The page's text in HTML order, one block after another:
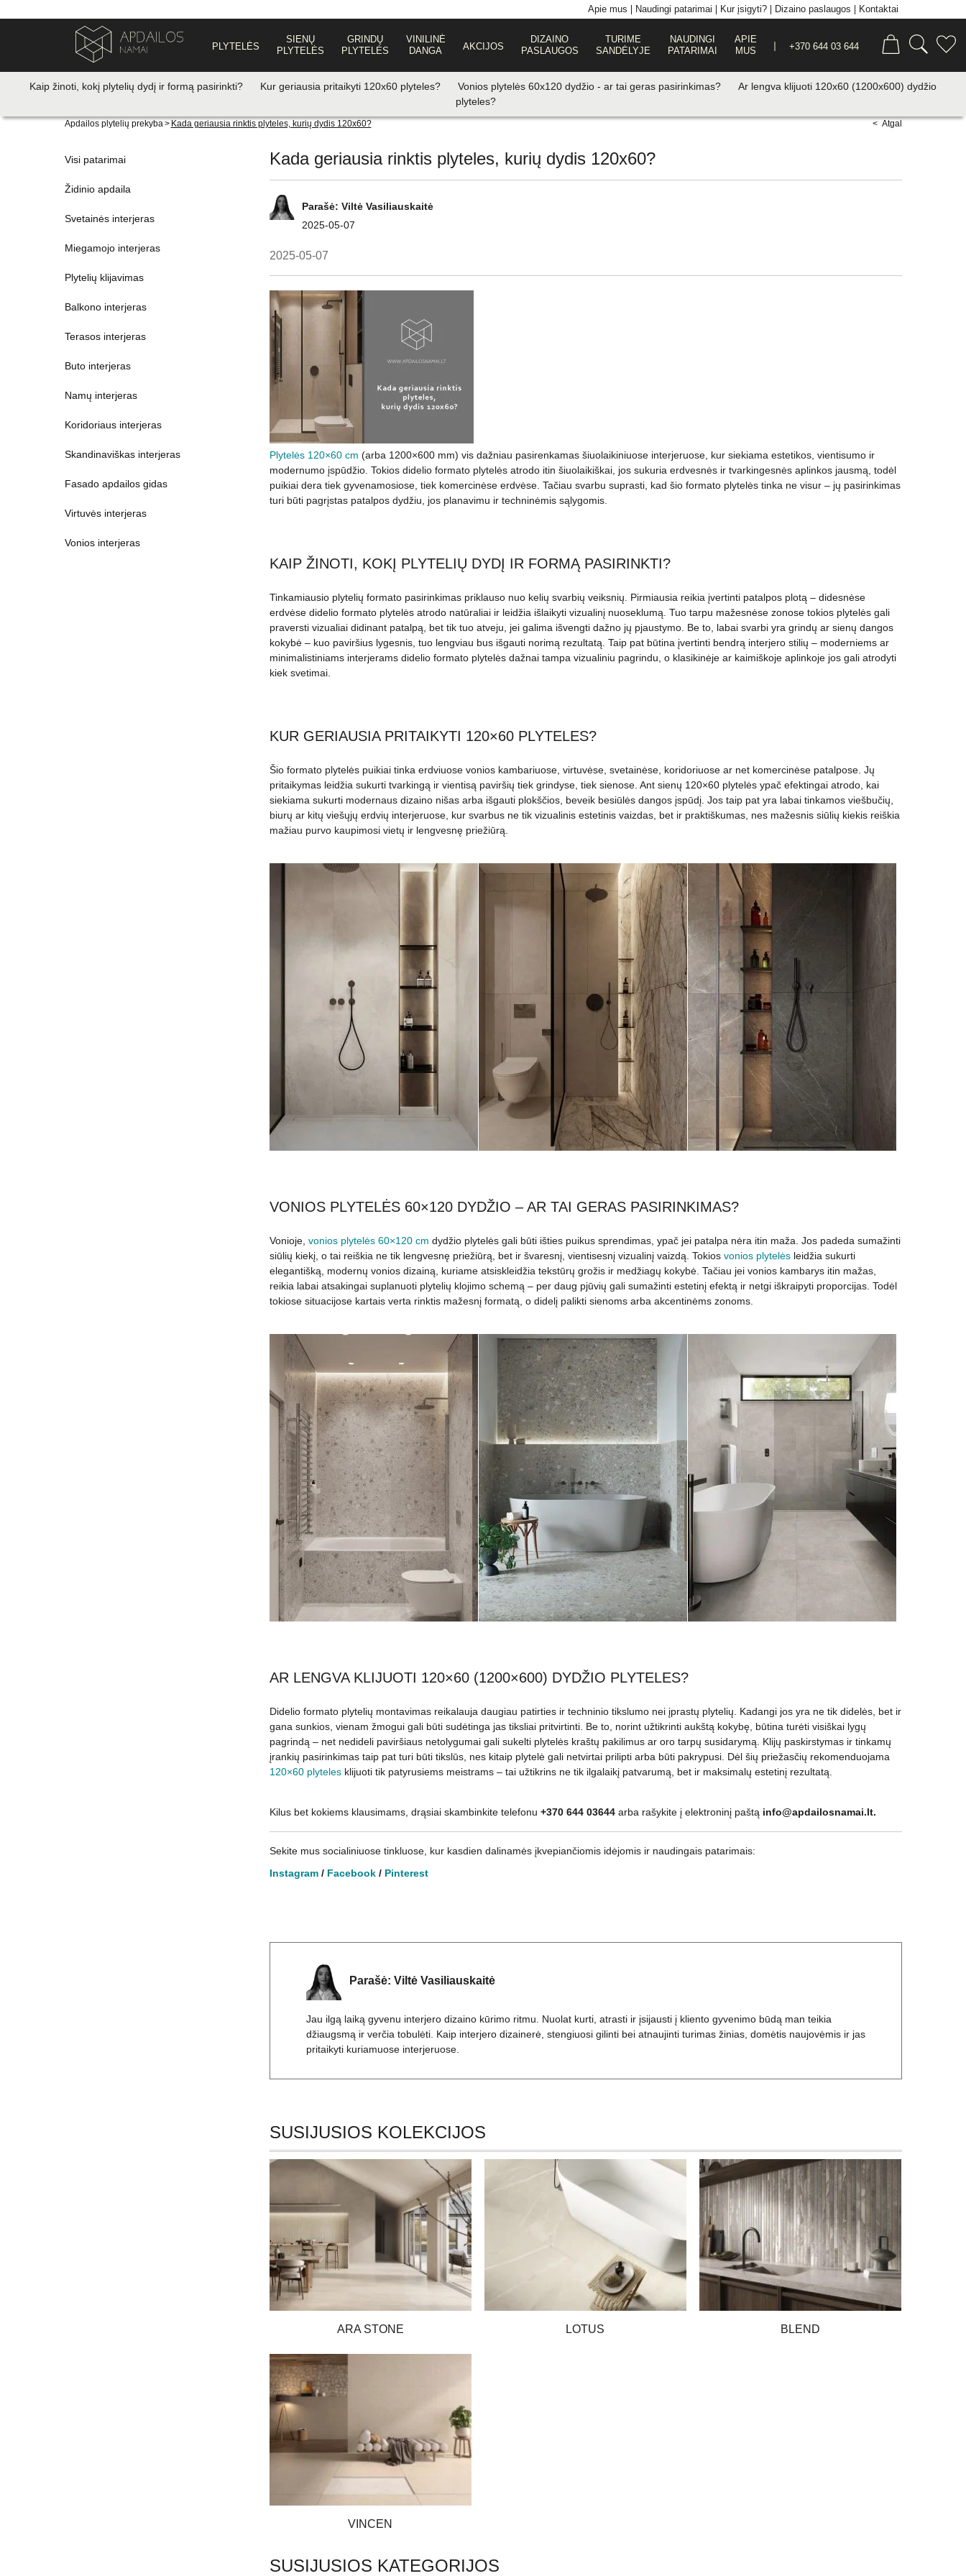
Apie mus Naudingi patarimai Kur įsigyti? Dizaino paslaugos Kontaktai
PLYTELĖS
SIENŲ
PLYTELĖS
GRINDŲ
PLYTELĖS
VINILINĖ
DANGA
AKCIJOS
DIZAINO
PASLAUGOS
TURIME
SANDĖLYJE
NAUDINGI
PATARIMAI
APIE
MUS
+370 644 03 644
Apdailos plytelių prekyba > Kada geriausia rinktis plyteles, kurių dydis 120x60? < Atgal
Kaip žinoti, kokį plytelių dydį ir formą pasirinkti? Kur geriausia pritaikyti 120x60 plyteles? Vonios plytelės 60x120 dydžio - ar tai geras pasirinkimas?
Ar lengva klijuoti 120x60 (1200x600) dydžio
plyteles?
Visi patarimai
Židinio apdaila
Svetainės interjeras
Miegamojo interjeras
Plytelių klijavimas
Balkono interjeras
Terasos interjeras
Buto interjeras
Namų interjeras
Koridoriaus interjeras
Skandinaviškas interjeras
Fasado apdailos gidas
Virtuvės interjeras
Vonios interjeras
Kada geriausia rinktis plyteles, kurių dydis 120x60?
Parašė: Viltė Vasiliauskaitė
2025-05-07
2025-05-07
Plytelės 120×60 cm (arba 1200×600 mm) vis dažniau pasirenkamas šiuolaikiniuose interjeruose, kur siekiama estetikos, vientisumo ir
modernumo įspūdžio. Tokios didelio formato plytelės atrodo itin šiuolaikiškai, jos sukuria erdvesnės ir tvarkingesnės aplinkos jausmą, todėl
puikiai dera tiek gyvenamosiose, tiek komercinėse erdvėse. Tačiau svarbu suprasti, kad šio formato plytelės tinka ne visur – jų pasirinkimas
turi būti pagrįstas patalpos dydžiu, jos planavimu ir techninėmis sąlygomis.
KAIP ŽINOTI, KOKĮ PLYTELIŲ DYDĮ IR FORMĄ PASIRINKTI?
Tinkamiausio plytelių formato pasirinkimas priklauso nuo kelių svarbių veiksnių. Pirmiausia reikia įvertinti patalpos plotą – didesnėse
erdvėse didelio formato plytelės atrodo natūraliai ir leidžia išlaikyti vizualinį nuoseklumą. Tuo tarpu mažesnėse zonose tokios plytelės gali
praversti vizualiai didinant patalpą, bet tik tuo atveju, jei galima išvengti dažno jų pjaustymo. Be to, labai svarbi yra grindų ar sienų dangos
kokybė – kuo paviršius lygesnis, tuo lengviau bus išgauti norimą rezultatą. Taip pat būtina įvertinti bendrą interjero stilių – moderniems ar
minimalistiniams interjerams didelio formato plytelės dažnai tampa vizualiniu pagrindu, o klasikinėje ar kaimiškoje aplinkoje jos gali atrodyti
kiek svetimai.
KUR GERIAUSIA PRITAIKYTI 120×60 PLYTELES?
Šio formato plytelės puikiai tinka erdviuose vonios kambariuose, virtuvėse, svetainėse, koridoriuose ar net komercinėse patalpose. Jų
pritaikymas leidžia sukurti tvarkingą ir vientisą paviršių tiek grindyse, tiek sienose. Ant sienų 120×60 plytelės ypač efektingai atrodo, kai
siekiama sukurti modernaus dizaino nišas arba išgauti plokščios, beveik besiūlės dangos įspūdį. Jos taip pat yra labai tinkamos viešbučių,
biurų ar kitų viešųjų erdvių interjeruose, kur svarbus ne tik vizualinis estetinis vaizdas, bet ir praktiškumas, nes mažesnis siūlių kiekis reiškia
mažiau purvo kaupimosi vietų ir lengvesnę priežiūrą.
VONIOS PLYTELĖS 60×120 DYDŽIO – AR TAI GERAS PASIRINKIMAS?
Vonioje, vonios plytelės 60×120 cm dydžio plytelės gali būti išties puikus sprendimas, ypač jei patalpa nėra itin maža. Jos padeda sumažinti
siūlių kiekį, o tai reiškia ne tik lengvesnę priežiūrą, bet ir švaresnį, vientisesnį vizualinį vaizdą. Tokios vonios plytelėsleidžia sukurti
elegantišką, modernų vonios dizainą, kuriame atsiskleidžia tekstūrų grožis ir medžiagų kokybė. Tačiau jei vonios kambarys itin mažas,
reikia labai atsakingai suplanuoti plytelių klojimo schemą – per daug pjūvių gali sumažinti estetinį efektą ir netgi iškraipyti proporcijas. Todėl
tokiose situacijose kartais verta rinktis mažesnį formatą, o didelį palikti sienoms arba akcentinėms zonoms.
AR LENGVA KLIJUOTI 120×60 (1200×600) DYDŽIO PLYTELES?
Didelio formato plytelių montavimas reikalauja daugiau patirties ir techninio tikslumo nei įprastų plytelių. Kadangi jos yra ne tik didelės, bet ir
gana sunkios, vienam žmogui gali būti sudėtinga jas tiksliai pritvirtinti. Be to, norint užtikrinti aukštą kokybę, būtina turėti visiškai lygų
pagrindą – net nedideli paviršiaus netolygumai gali sukelti plytelės kraštų pakilimus ar oro tarpų susidarymą. Klijų paskirstymas ir tinkamų
įrankių pasirinkimas taip pat turi būti tikslūs, nes kitaip plytelė gali netvirtai prilipti arba būti pakrypusi. Dėl šių priežasčių rekomenduojama
120×60 plytelesklijuoti tik patyrusiems meistrams – tai užtikrins ne tik ilgalaikį patvarumą, bet ir maksimalų estetinį rezultatą.
Kilus bet kokiems klausimams, drąsiai skambinkite telefonu +370 644 03644arba rašykite į elektroninį paštą info@apdailosnamai.lt.
Sekite mus socialiniuose tinkluose, kur kasdien dalinamės įkvepiančiomis idėjomis ir naudingais patarimais:
Instagram/ Facebook/ Pinterest
Parašė: Viltė Vasiliauskaitė
Jau ilgą laiką gyvenu interjero dizaino kūrimo ritmu. Nuolat kurti, atrasti ir įsijausti į kliento gyvenimo būdą man teikia
džiaugsmą ir verčia tobulėti. Kaip interjero dizainerė, stengiuosi gilinti bei atnaujinti turimas žinias, domėtis naujovėmis ir jas
pritaikyti kuriamuose interjeruose.
SUSIJUSIOS KOLEKCIJOS
ARA STONE LOTUS BLEND
VINCEN
SUSIJUSIOS KATEGORIJOS